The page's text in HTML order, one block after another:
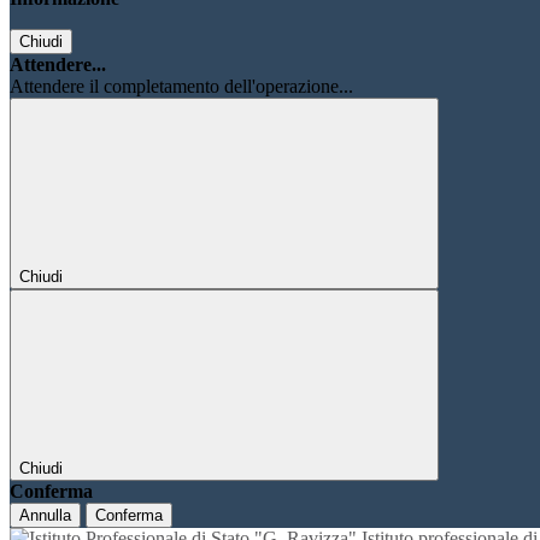
Chiudi
Attendere...
Attendere il completamento dell'operazione...
Chiudi
Chiudi
Conferma
Annulla Conferma